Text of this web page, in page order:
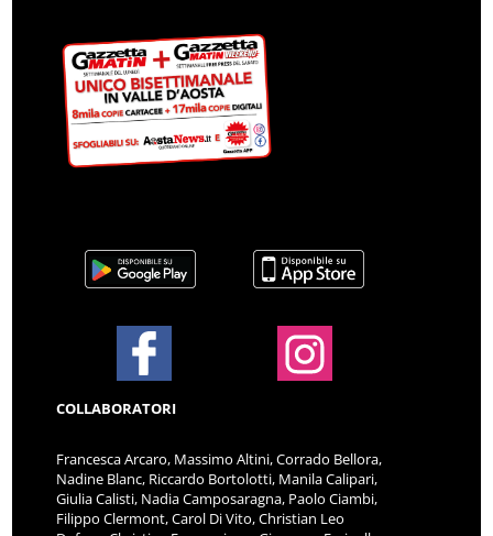
COLLABORATORI
Francesca Arcaro, Massimo Altini, Corrado Bellora,
Nadine Blanc, Riccardo Bortolotti, Manila Calipari,
Giulia Calisti, Nadia Camposaragna, Paolo Ciambi,
Filippo Clermont, Carol Di Vito, Christian Leo